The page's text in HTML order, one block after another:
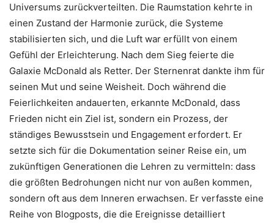
Universums zurückverteilten. Die Raumstation kehrte in
einen Zustand der Harmonie zurück, die Systeme
stabilisierten sich, und die Luft war erfüllt von einem
Gefühl der Erleichterung. Nach dem Sieg feierte die
Galaxie McDonald als Retter. Der Sternenrat dankte ihm für
seinen Mut und seine Weisheit. Doch während die
Feierlichkeiten andauerten, erkannte McDonald, dass
Frieden nicht ein Ziel ist, sondern ein Prozess, der
ständiges Bewusstsein und Engagement erfordert. Er
setzte sich für die Dokumentation seiner Reise ein, um
zukünftigen Generationen die Lehren zu vermitteln: dass
die größten Bedrohungen nicht nur von außen kommen,
sondern oft aus dem Inneren erwachsen. Er verfasste eine
Reihe von Blogposts, die die Ereignisse detailliert